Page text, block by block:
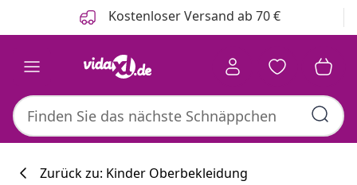
Kostenloser Versand ab 70 €
Zurück zu: Kinder Oberbekleidung